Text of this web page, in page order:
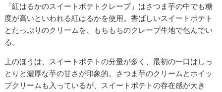
「紅はるかのスイートポテトクレープ」はさつま芋の中でも糖
度が高いといわれる紅はるかを使用。香ばしいスイートポテト
とたっぷりのクリームを、もちもちのクレープ生地で包んでい
る。
上のほうは、スイートポテトの分量が多く、最初の一口はしっ
とりと濃厚な芋の甘さが印象的。さつま芋のクリームとホイッ
プクリームも入っているが、スイートポテトの存在感が大き